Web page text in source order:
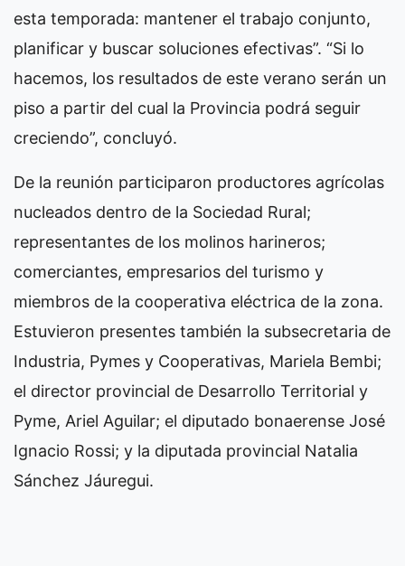
esta temporada: mantener el trabajo conjunto,
planificar y buscar soluciones efectivas”. “Si lo
hacemos, los resultados de este verano serán un
piso a partir del cual la Provincia podrá seguir
creciendo”, concluyó.
De la reunión participaron productores agrícolas
nucleados dentro de la Sociedad Rural;
representantes de los molinos harineros;
comerciantes, empresarios del turismo y
miembros de la cooperativa eléctrica de la zona.
Estuvieron presentes también la subsecretaria de
Industria, Pymes y Cooperativas, Mariela Bembi;
el director provincial de Desarrollo Territorial y
Pyme, Ariel Aguilar; el diputado bonaerense José
Ignacio Rossi; y la diputada provincial Natalia
Sánchez Jáuregui.